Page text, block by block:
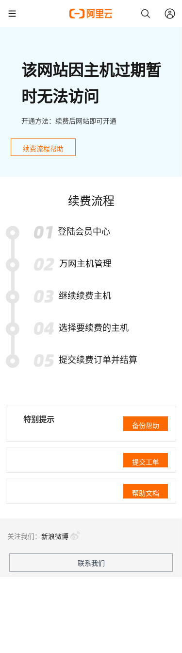
该网站因主机过期暂
时无法访问
开通方法：续费后网站即可开通
续费流程帮助
续费流程
登陆会员中心
万网主机管理
继续续费主机
选择要续费的主机
提交续费订单并结算
特别提示
备份帮助
提交工单
帮助文档